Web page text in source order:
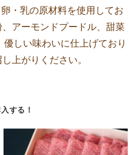
・乳の原材料を使用してお
アーモンドプードル、甜菜
しい味わいに仕上げており
上がりください。
する！